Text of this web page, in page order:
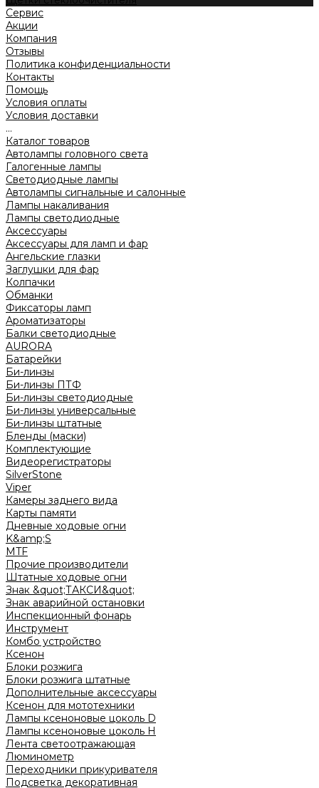
Сервис
Акции
Компания
Отзывы
Политика конфиденциальности
Контакты
Помощь
Условия оплаты
Условия доставки
...
Каталог товаров
Автолампы головного света
Галогенные лампы
Светодиодные лампы
Автолампы сигнальные и салонные
Лампы накаливания
Лампы светодиодные
Аксессуары
Аксессуары для ламп и фар
Ангельские глазки
Заглушки для фар
Колпачки
Обманки
Фиксаторы ламп
Ароматизаторы
Балки светодиодные
AURORA
Батарейки
Би-линзы
Би-линзы ПТФ
Би-линзы светодиодные
Би-линзы универсальные
Би-линзы штатные
Бленды (маски)
Комплектующие
Видеорегистраторы
SilverStone
Viper
Камеры заднего вида
Карты памяти
Дневные ходовые огни
K&amp;S
MTF
Прочие производители
Штатные ходовые огни
Знак &quot;ТАКСИ&quot;
Знак аварийной остановки
Инспекционный фонарь
Инструмент
Комбо устройство
Ксенон
Блоки розжига
Блоки розжига штатные
Дополнительные аксессуары
Ксенон для мототехники
Лампы ксеноновые цоколь D
Лампы ксеноновые цоколь H
Лента светоотражающая
Люминометр
Переходники прикуривателя
Подсветка декоративная